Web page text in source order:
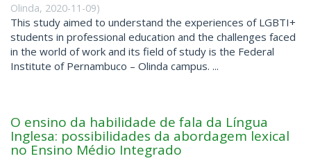
Olinda, 2020-11-09)
This study aimed to understand the experiences of LGBTI+
students in professional education and the challenges faced
in the world of work and its field of study is the Federal
Institute of Pernambuco – Olinda campus. ...
O ensino da habilidade de fala da Língua
Inglesa: possibilidades da abordagem lexical
no Ensino Médio Integrado